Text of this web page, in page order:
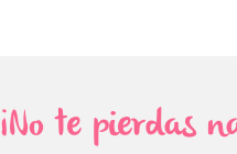
¡No te pierdas